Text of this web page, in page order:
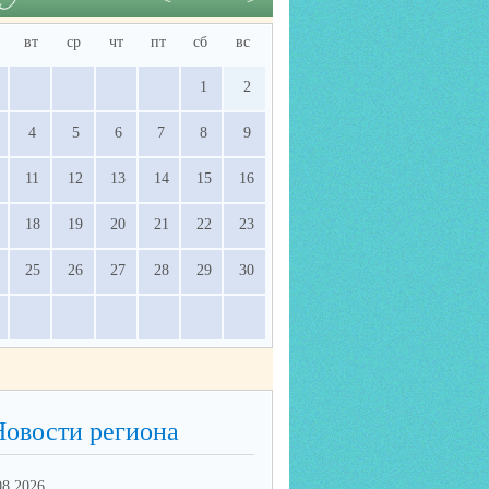
вт ср чт пт сб вс
1 2
4 5 6 7 8 9
11 12 13 14 15 16
18 19 20 21 22 23
25 26 27 28 29 30
региона